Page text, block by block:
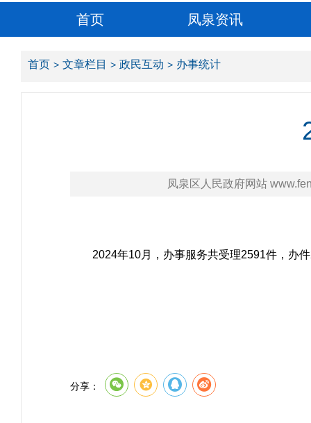
首页 凤泉资讯
首页 文章栏目 政民互动 办事统计
凤泉区人民政府网站
2024年10月，办事服务共受理2591件，办
分享：